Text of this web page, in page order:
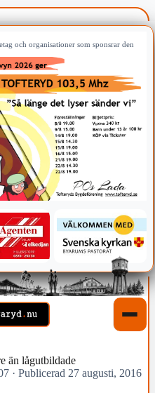
och organisationer som sponsrar den
än lågutbildade
· Publicerad 27 augusti, 2016